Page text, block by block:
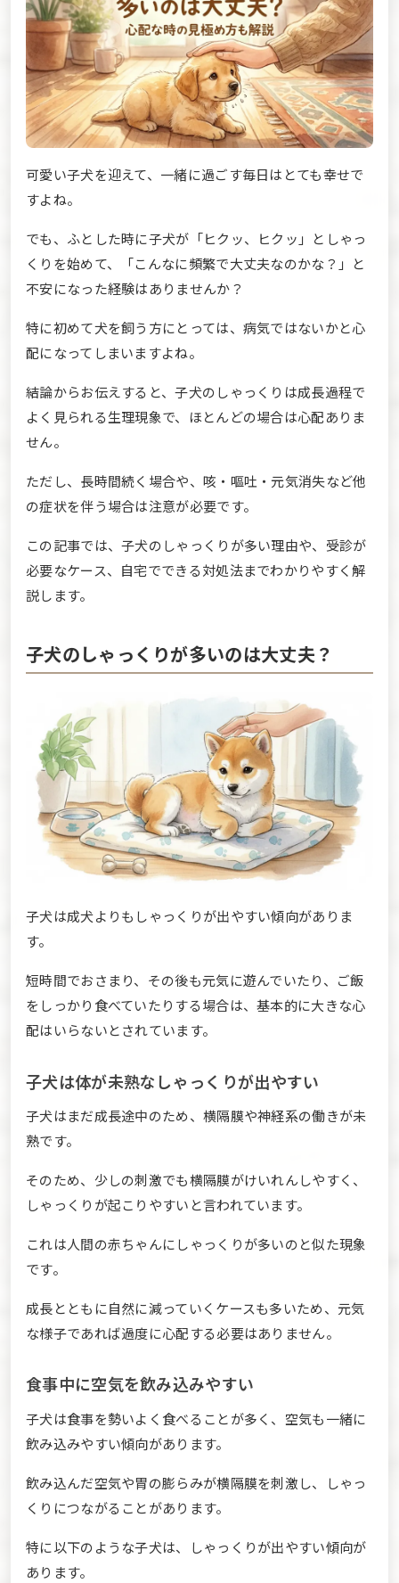
可愛い子犬を迎えて、一緒に過ごす毎日はとても幸せで
すよね。
でも、ふとした時に子犬が「ヒクッ、ヒクッ」としゃっ
くりを始めて、「こんなに頻繁で大丈夫なのかな？」と
不安になった経験はありませんか？
特に初めて犬を飼う方にとっては、病気ではないかと心
配になってしまいますよね。
結論からお伝えすると、子犬のしゃっくりは成長過程で
よく見られる生理現象で、ほとんどの場合は心配ありま
せん。
ただし、長時間続く場合や、咳・嘔吐・元気消失など他
の症状を伴う場合は注意が必要です。
この記事では、子犬のしゃっくりが多い理由や、受診が
必要なケース、自宅でできる対処法までわかりやすく解
説します。
子犬のしゃっくりが多いのは大丈夫？
子犬は成犬よりもしゃっくりが出やすい傾向がありま
す。
短時間でおさまり、その後も元気に遊んでいたり、ご飯
をしっかり食べていたりする場合は、基本的に大きな心
配はいらないとされています。
子犬は体が未熟なしゃっくりが出やすい
子犬はまだ成長途中のため、横隔膜や神経系の働きが未
熟です。
そのため、少しの刺激でも横隔膜がけいれんしやすく、
しゃっくりが起こりやすいと言われています。
これは人間の赤ちゃんにしゃっくりが多いのと似た現象
です。
成長とともに自然に減っていくケースも多いため、元気
な様子であれば過度に心配する必要はありません。
食事中に空気を飲み込みやすい
子犬は食事を勢いよく食べることが多く、空気も一緒に
飲み込みやすい傾向があります。
飲み込んだ空気や胃の膨らみが横隔膜を刺激し、しゃっ
くりにつながることがあります。
特に以下のような子犬は、しゃっくりが出やすい傾向が
あります。